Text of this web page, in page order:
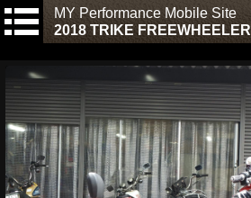
MY Performance Mobile Site
2018 TRIKE FREEWHEELER